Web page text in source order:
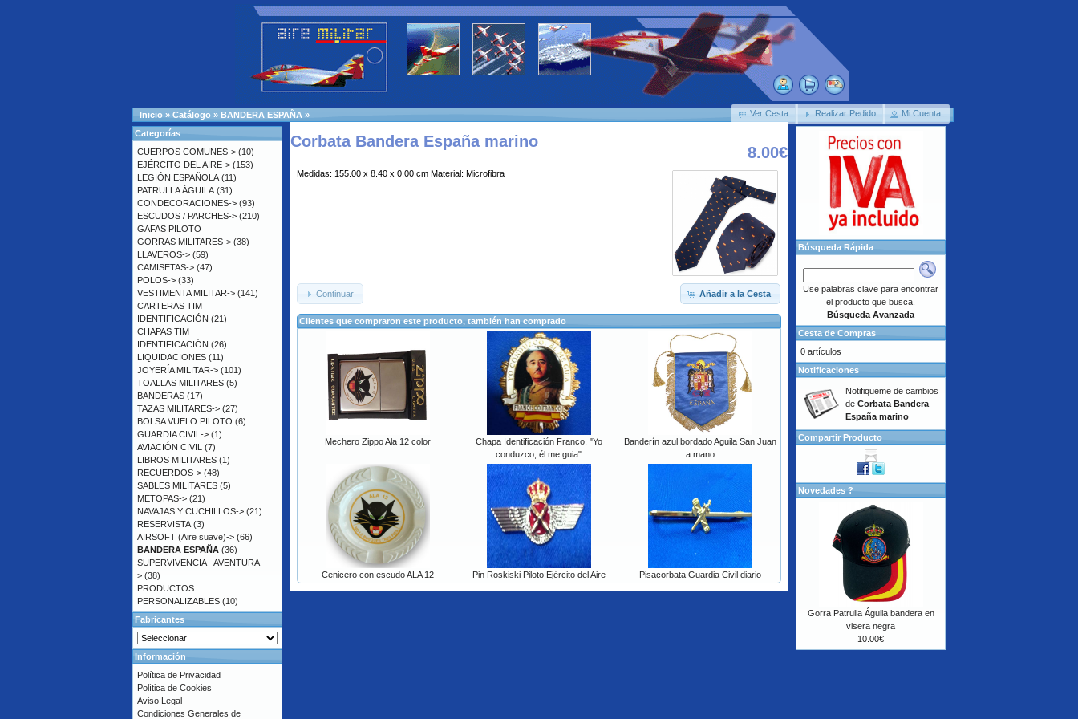
Ver Cesta Realizar Pedido Mi Cuenta
Inicio » Catálogo » BANDERA ESPAÑA »
8.00€
Corbata Bandera España marino
Medidas: 155.00 x 8.40 x 0.00 cm Material: Microfibra
Añadir a la Cesta
Continuar
Clientes que compraron este producto, también han comprado
Mechero Zippo Ala 12 color
Chapa Identificación Franco, "Yo
conduzco, él me guia"
Banderín azul bordado Aguila San Juan
a mano
Cenicero con escudo ALA 12 Pin Roskiski Piloto Ejército del Aire Pisacorbata Guardia Civil diario
Categorías
CUERPOS COMUNES-> (10)
EJÉRCITO DEL AIRE-> (153)
LEGIÓN ESPAÑOLA (11)
PATRULLA ÁGUILA (31)
CONDECORACIONES-> (93)
ESCUDOS / PARCHES-> (210)
GAFAS PILOTO
GORRAS MILITARES-> (38)
LLAVEROS-> (59)
CAMISETAS-> (47)
POLOS-> (33)
VESTIMENTA MILITAR-> (141)
CARTERAS TIM
IDENTIFICACIÓN (21)
CHAPAS TIM
IDENTIFICACIÓN (26)
LIQUIDACIONES (11)
JOYERÍA MILITAR-> (101)
TOALLAS MILITARES (5)
BANDERAS (17)
TAZAS MILITARES-> (27)
BOLSA VUELO PILOTO (6)
GUARDIA CIVIL-> (1)
AVIACIÓN CIVIL (7)
LIBROS MILITARES (1)
RECUERDOS-> (48)
SABLES MILITARES (5)
METOPAS-> (21)
NAVAJAS Y CUCHILLOS-> (21)
RESERVISTA (3)
AIRSOFT (Aire suave)-> (66)
BANDERA ESPAÑA (36)
SUPERVIVENCIA - AVENTURA-
> (38)
PRODUCTOS
PERSONALIZABLES (10)
Fabricantes
Información
Política de Privacidad
Política de Cookies
Aviso Legal
Condiciones Generales de
Búsqueda Rápida
Use palabras clave para encontrar
el producto que busca.
Búsqueda Avanzada
Cesta de Compras
0 artículos
Notificaciones
Notifiqueme de cambios
de Corbata Bandera
España marino
Compartir Producto
Novedades ?
Gorra Patrulla Águila bandera en
visera negra
10.00€